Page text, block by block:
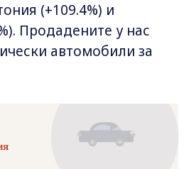
(+109.4%) и
Продадените у нас
автомобили за